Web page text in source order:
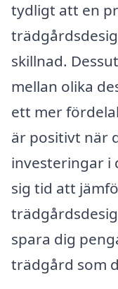
tydligt att en
skillnad.
mellan olika
ett mer
är positivt när
investeringar i
sig tid att
spara dig
trädgård som